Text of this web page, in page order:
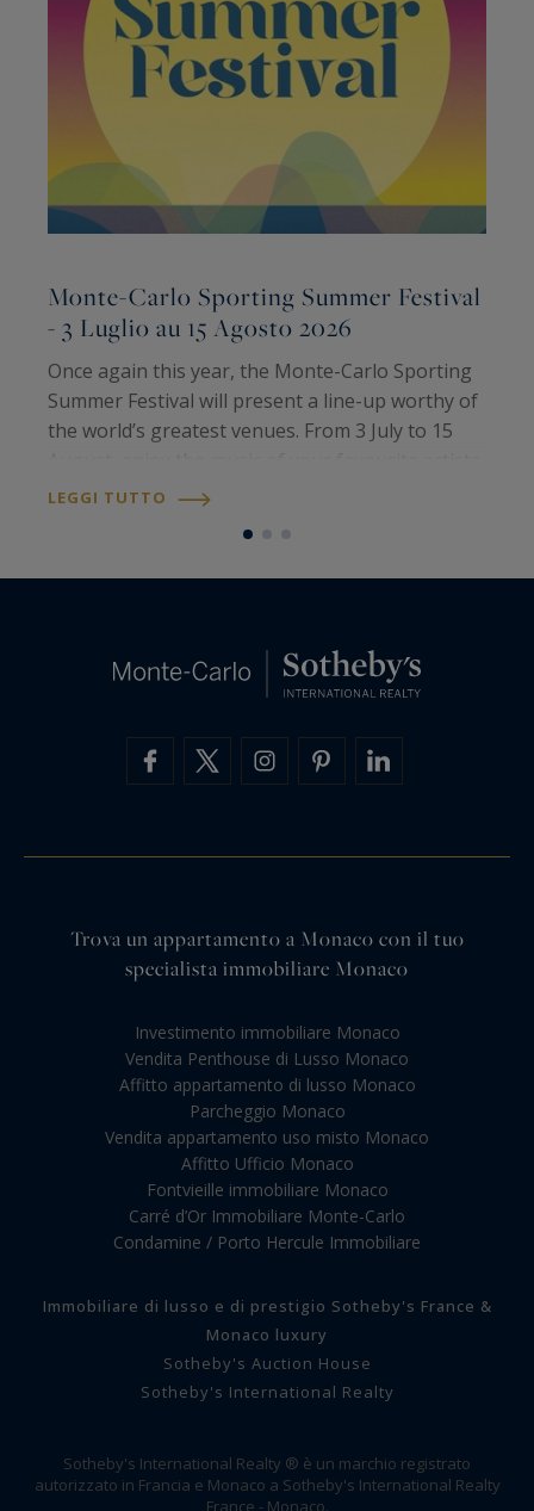
Monte-Carlo Sporting Summer Festival
- 3 Luglio au 15 Agosto 2026
Once again this year, the Monte-Carlo Sporting
Summer Festival will present a line-up worthy of
the world’s greatest venues. From 3 July to 15
all summer long. Meet international artists and
LEGGI TUTTO
Trova un appartamento a Monaco con il tuo
specialista immobiliare Monaco
Investimento immobiliare Monaco
Vendita Penthouse di Lusso Monaco
Affitto appartamento di lusso Monaco
Parcheggio Monaco
Vendita appartamento uso misto Monaco
Affitto Ufficio Monaco
Fontvieille immobiliare Monaco
Carré d’Or Immobiliare Monte-Carlo
Condamine / Porto Hercule Immobiliare
Immobiliare di lusso e di prestigio Sotheby's France &
Monaco luxury
Sotheby's Auction House
Sotheby's International Realty
Sotheby's International Realty ® è un marchio registrato
autorizzato in Francia e Monaco a Sotheby's International Realty
France - Monaco.